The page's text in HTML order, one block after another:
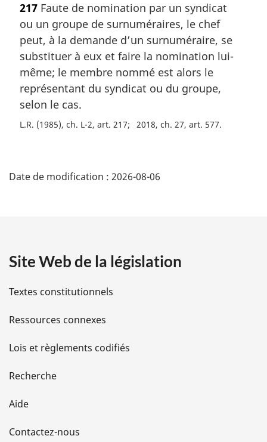
t
e
m
a
g
i
n
l
217 Faute de nomination par un syndicat
ou un groupe de surnuméraires, le chef
peut, à la demande d’un surnuméraire, se
substituer à eux et faire la nomination lui-
même; le membre nommé est alors le
représentant du syndicat ou du groupe,
selon le cas.
L.R. (1985), ch. L-2, art. 217 2018, ch. 27, art. 577
é
i
l
s
d
e
l
Date de modification : 2026-08-06
Site Web de la législation
Textes constitutionnels
Ressources connexes
Lois et règlements codifiés
Recherche
Aide
Contactez-nous